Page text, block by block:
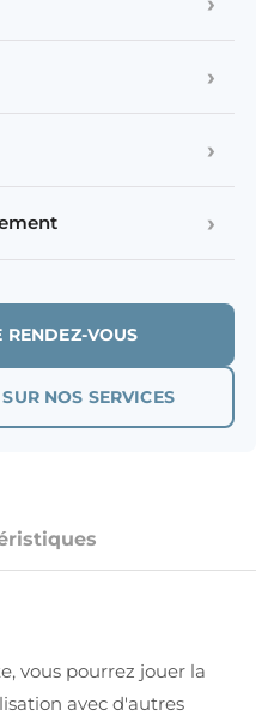
›
›
›
RENDEZ-VOUS
NOS SERVICES
vous pourrez jouer la
avec d'autres